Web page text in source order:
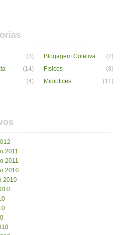
(3) Blogagem Coletiva (2)
(14) Físicos (8)
(4) Midiotices (11)
2011
2011
2010
2010